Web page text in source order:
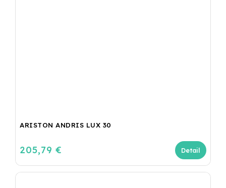
ARISTON ANDRIS LUX 30
205,79 € Detail